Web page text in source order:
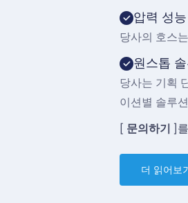
압력 성능
당사의 호스
원스톱
당사는 기획
이션별 솔루
[ 문의하기 ]
더 읽어보